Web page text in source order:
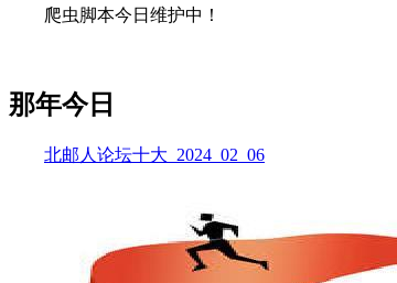
爬虫脚本今日维护中！
那年今日
北邮人论坛十大_2024_02_06